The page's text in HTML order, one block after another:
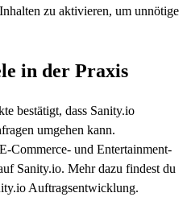
zu aktivieren, um unnötige
in der Praxis
bestätigt, dass Sanity.io
umgehen kann.
Commerce- und Entertainment-
Sanity.io. Mehr dazu findest du
Auftragsentwicklung.